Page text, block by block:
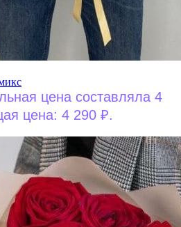
цена составляла 4
цена: 4 290 ₽.